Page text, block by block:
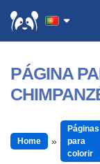
PÁGINA
Home
Páginas
para
colorir